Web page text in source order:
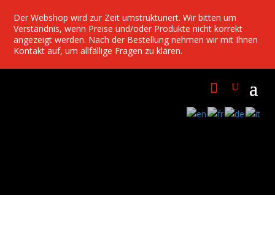
Der Webshop wird zur Zeit umstrukturiert. Wir bitten um
Verständnis, wenn Preise und/oder Produkte nicht korrekt
angezeigt werden. Nach der Bestellung nehmen wir mit Ihnen
Kontakt auf, um allfällige Fragen zu klären.